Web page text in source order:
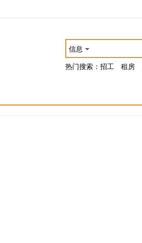
信息
热门搜索： 招工 租房